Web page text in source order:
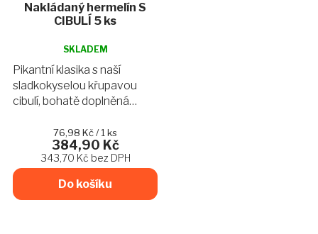
Nakládaný hermelín S
CIBULÍ 5 ks
produktu
je
4,9
z
hvězdiček.
SKLADEM
343,70 Kč bez DPH
384,90 Kč
Měrná
cena:
76,98 Kč / 1 ks
Do košíku
Pikantní klasika s naší
sladkokyselou křupavou
cibulí, bohatě doplněná
tak jak to máme všichni rádi.
Sýry jsou rozkrojené a
poctivě nakořeněné naší...